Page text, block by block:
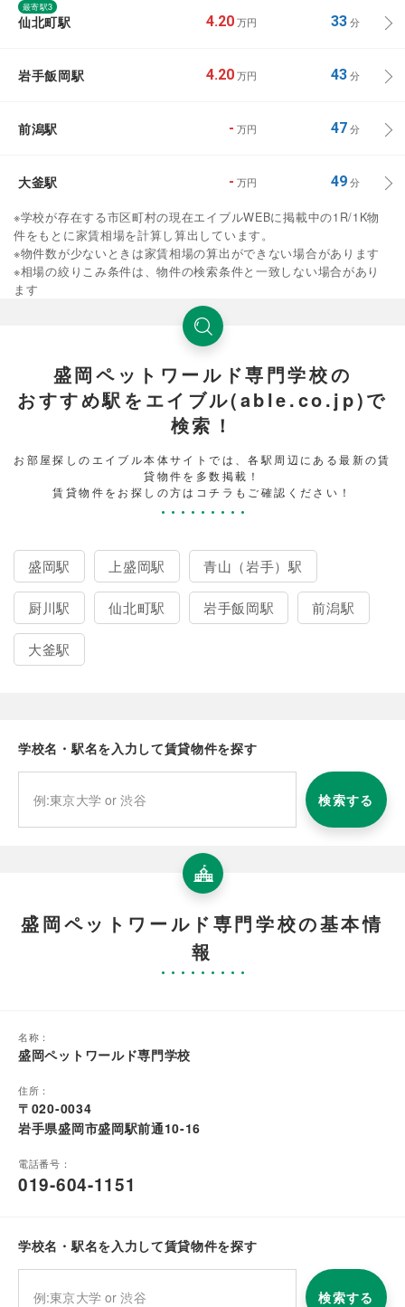
最寄駅3
仙北町駅 4.20 万円 33分
岩手飯岡駅 4.20 万円 43分
前潟駅 - 万円 47分
大釜駅 - 万円 49分
※学校が存在する市区町村の現在エイブルWEBに掲載中の1R/1K物
件をもとに家賃相場を計算し算出しています。
※物件数が少ないときは家賃相場の算出ができない場合があります
※相場の絞りこみ条件は、物件の検索条件と一致しない場合があり
ます
盛岡ペットワールド専門学校の
おすすめ駅をエイブル(able.co.jp)で
検索！
お部屋探しのエイブル本体サイトでは、各駅周辺にある最新の賃
貸物件を多数掲載！
賃貸物件をお探しの方はコチラもご確認ください！
盛岡駅 上盛岡駅 青山（岩手）駅
厨川駅 仙北町駅 岩手飯岡駅 前潟駅
大釜駅
学校名・駅名を入力して賃貸物件を探す
検索する
盛岡ペットワールド専門学校の基本情
報
名称：
盛岡ペットワールド専門学校
住所：
〒020-0034
岩手県盛岡市盛岡駅前通10-16
電話番号：
019-604-1151
学校名・駅名を入力して賃貸物件を探す
検索する